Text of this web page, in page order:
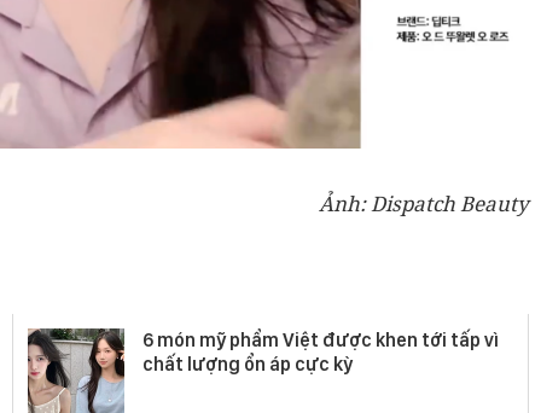
Ảnh: Dispatch Beauty
6 món mỹ phẩm Việt được khen tới tấp vì
chất lượng ổn áp cực kỳ